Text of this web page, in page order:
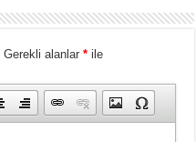
Gerekli alanlar* ile